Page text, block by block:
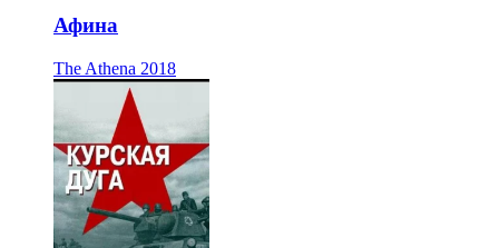
Афина
The Athena 2018